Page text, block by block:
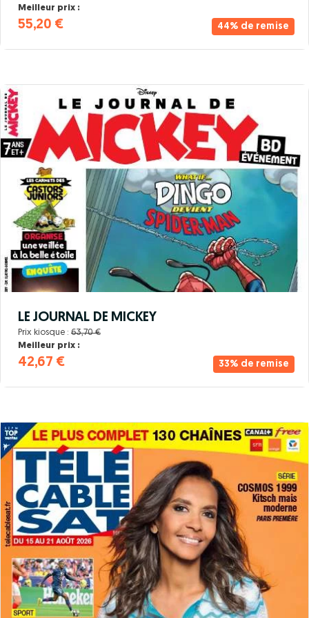
44% de remise
Meilleur prix :
55,20 €
33% de remise
LE JOURNAL DE MICKEY
Prix kiosque : 63,70 €
Meilleur prix :
42,67 €